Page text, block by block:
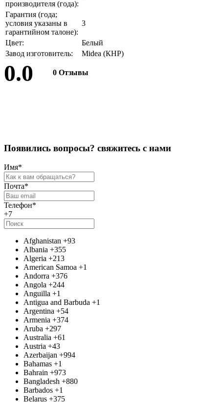
производителя (года):
Гарантия (года;
условия указаны в
гарантийном талоне):
3
Цвет:
Белый
Завод изготовитель:
Midea (КНР)
0.0 0 Отзывы
Появились вопросы? свяжитесь с нами
Имя*
Почта*
Телефон*
+7
Afghanistan +93
Albania +355
Algeria +213
American Samoa +1
Andorra +376
Angola +244
Anguilla +1
Antigua and Barbuda +1
Argentina +54
Armenia +374
Aruba +297
Australia +61
Austria +43
Azerbaijan +994
Bahamas +1
Bahrain +973
Bangladesh +880
Barbados +1
Belarus +375